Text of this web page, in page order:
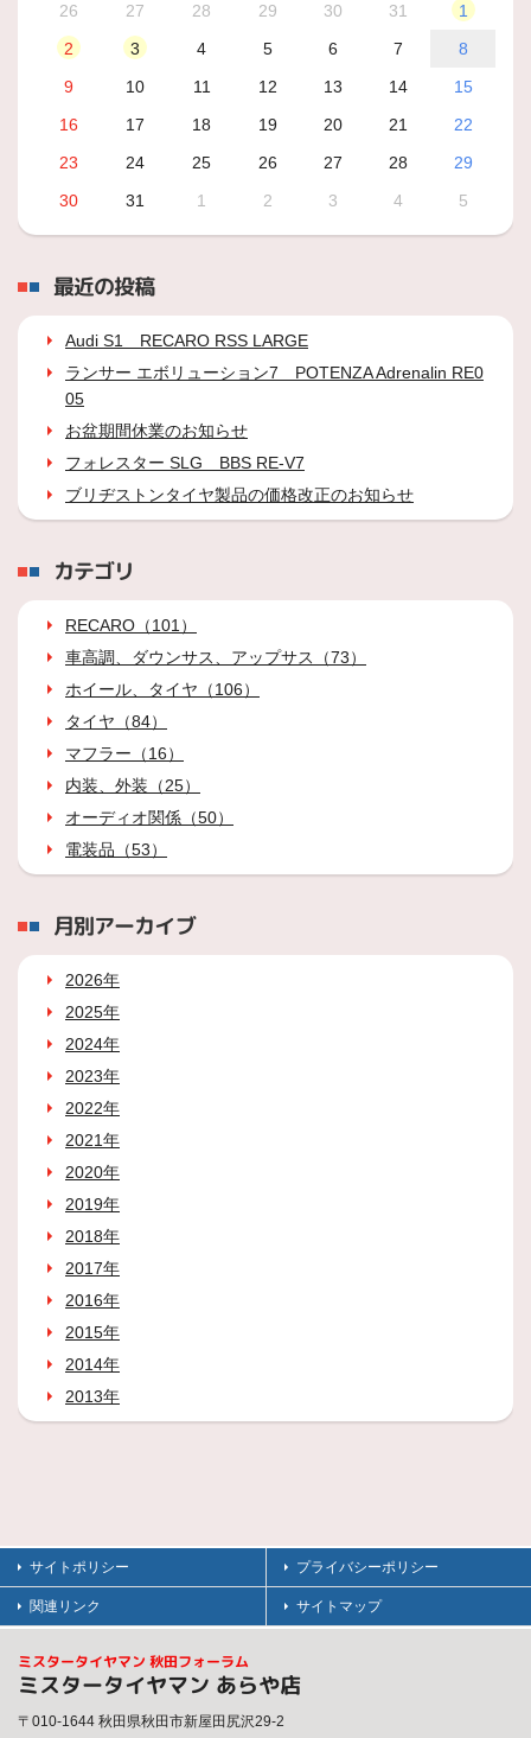
26
27 28 29 30 31
1
2
3 4 5 6 7
8
9
10 11 12 13 14
15
16
17 18 19 20 21
22
23
24 25 26 27 28
29
30
31 1 2 3 4 5
最近の投稿
Audi S1 RECARO RSS LARGE
ランサー エボリューション7 POTENZA Adrenalin RE0
05
お盆期間休業のお知らせ
フォレスター SLG BBS RE-V7
ブリヂストンタイヤ製品の価格改正のお知らせ
カテゴリ
RECARO（101）
車高調、ダウンサス、アップサス（73）
ホイール、タイヤ（106）
タイヤ（84）
マフラー（16）
内装、外装（25）
オーディオ関係（50）
電装品（53）
月別アーカイブ
2026年
2025年
2024年
2023年
2022年
2021年
2020年
2019年
2018年
2017年
2016年
2015年
2014年
2013年
サイトポリシー プライバシーポリシー
関連リンク サイトマップ
ミスタータイヤマン 秋田フォーラム
ミスタータイヤマン あらや店
〒010-1644 秋田県秋田市新屋田尻沢29-2